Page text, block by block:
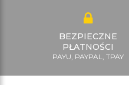
BEZPIECZNE
PŁATNOŚCI
PAYU, PAYPAL, TPAY